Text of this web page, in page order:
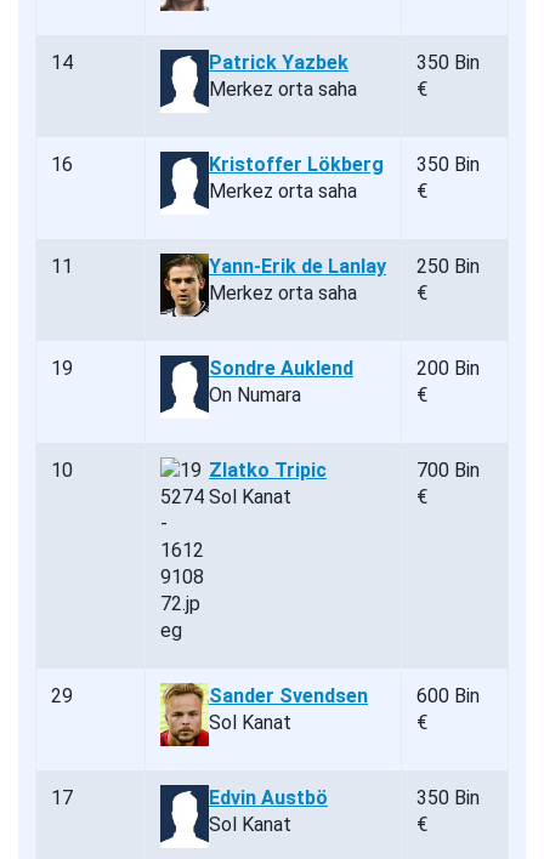
14
Patrick Yazbek
Merkez orta saha
350 Bin
€
16
Kristoffer Lökberg
Merkez orta saha
350 Bin
€
11
Yann-Erik de Lanlay
Merkez orta saha
250 Bin
€
19
Sondre Auklend
On Numara
200 Bin
€
10
Zlatko Tripic
Sol Kanat
700 Bin
€
29
Sander Svendsen
Sol Kanat
600 Bin
€
17
Edvin Austbö
Sol Kanat
350 Bin
€